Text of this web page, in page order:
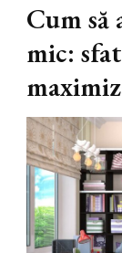
Cum
mic: